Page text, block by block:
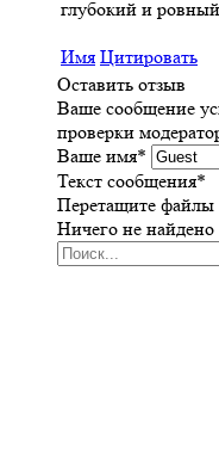
глубокий и
Имя Цитировать
Оставить отзыв
Ваше сообщение
проверки
Ваше имя*
Текст сообщения*
Перетащите файлы
Ничего не найдено